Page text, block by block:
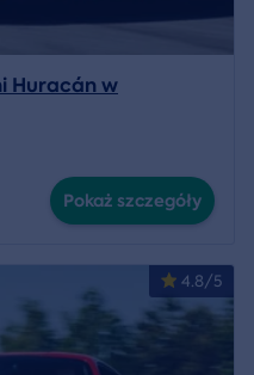
Huracán w
Pokaż szczegóły
4.8/5